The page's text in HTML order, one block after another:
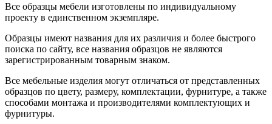
Все образцы мебели изготовлены по индивидуальному
проекту в единственном экземпляре.
Образцы имеют названия для их различия и более быстрого
поиска по сайту, все названия образцов не являются
зарегистрированным товарным знаком.
Все мебельные изделия могут отличаться от представленных
образцов по цвету, размеру, комплектации, фурнитуре, а также
способами монтажа и производителями комплектующих и
фурнитуры.